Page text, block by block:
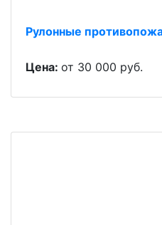
Рулонные
Цена: от 30 000 руб.